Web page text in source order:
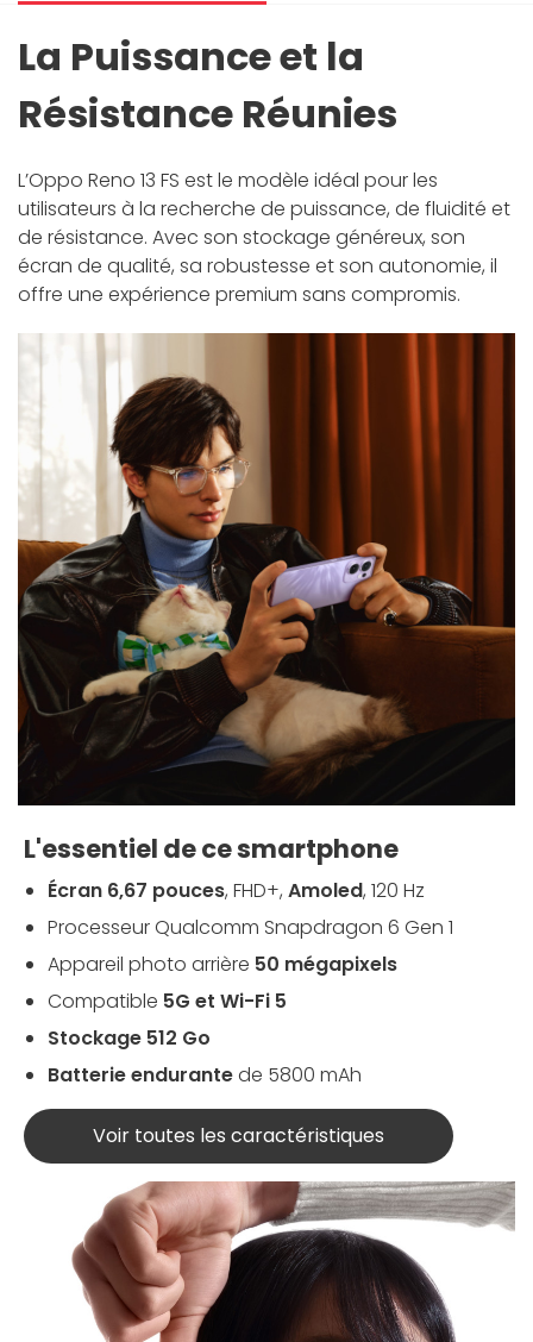
La Puissance et la
Résistance Réunies
L’Oppo Reno 13 FS est le modèle idéal pour les
utilisateurs à la recherche de puissance, de fluidité et
de résistance. Avec son stockage généreux, son
écran de qualité, sa robustesse et son autonomie, il
offre une expérience premium sans compromis.
L'essentiel de ce smartphone
Écran 6,67 pouces, FHD+, Amoled, 120 Hz
Processeur Qualcomm Snapdragon 6 Gen 1
Appareil photo arrière 50 mégapixels
Compatible 5G et Wi-Fi 5
Stockage 512 Go
Batterie endurantede 5800 mAh
Voir toutes les caractéristiques